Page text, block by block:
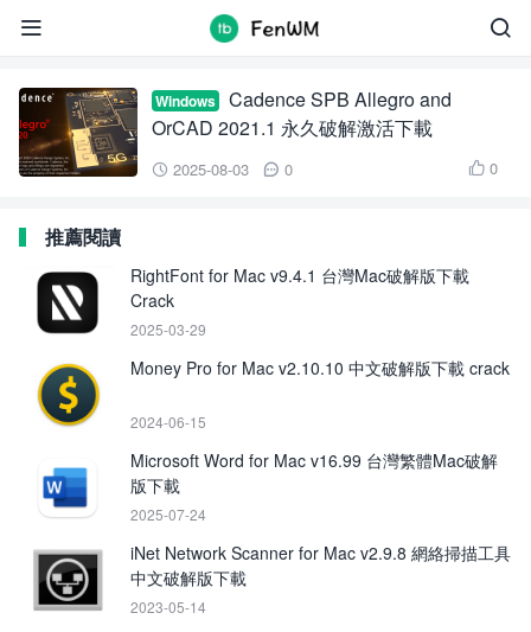

 Cadence SPB Allegro
Windows
Cadence SPB Allegro and
OrCAD 2021.1 永久破解激活下載
 2025-08-03  0  0
推薦閱讀
RightFont for Mac v9.4.1 台灣Mac破解版下載
Crack
2025-03-29
Money Pro for Mac v2.10.10 中文破解版下載 crack
2024-06-15
Microsoft Word for Mac v16.99 台灣繁體Mac破解
版下載
2025-07-24
iNet Network Scanner for Mac v2.9.8 網絡掃描工具
中文破解版下載
2023-05-14